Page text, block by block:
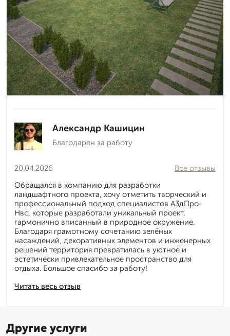
Александр Кашицин
Благодарен за работу
20.04.2026
Читать весь отзыв
Все отзывы
Обращался в компанию для разработки
ландшафтного проекта, хочу отметить творческий и
профессиональный подход специалистов А3дПро-
Нвс, которые разработали уникальный проект,
гармонично вписанный в природное окружение.
Благодаря грамотному сочетанию зелёных
насаждений, декоративных элементов и инженерных
решений территория превратилась в уютное и
эстетически привлекательное пространство для
отдыха. Большое спасибо за работу!
Другие услуги